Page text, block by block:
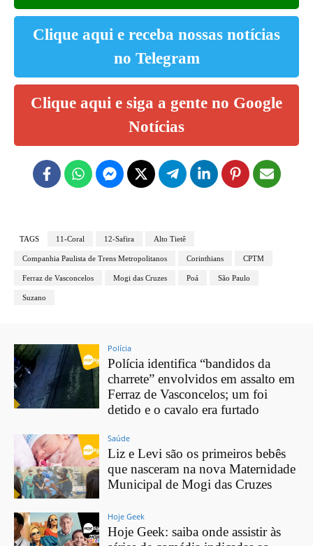
Clique aqui e receba nossas notícias
no Telegram
Clique aqui e siga a gente no Google
Notícias
TAGS 11-Coral 12-Safira Alto Tietê
Companhia Paulista de Trens Metropolitanos Corinthians CPTM
Ferraz de Vasconcelos Mogi das Cruzes Poá São Paulo
Suzano
Polícia
Polícia identifica “bandidos da
charrete” envolvidos em assalto em
Ferraz de Vasconcelos; um foi
detido e o cavalo era furtado
Saúde
Liz e Levi são os primeiros bebês
que nasceram na nova Maternidade
Municipal de Mogi das Cruzes
Hoje Geek
Hoje Geek: saiba onde assistir às